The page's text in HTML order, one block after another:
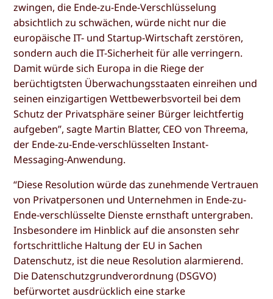
zwingen, die Ende-zu-Ende-Verschlüsselung
absichtlich zu schwächen, würde nicht nur die
europäische IT- und Startup-Wirtschaft zerstören,
sondern auch die IT-Sicherheit für alle verringern.
Damit würde sich Europa in die Riege der
berüchtigtsten Überwachungsstaaten einreihen und
seinen einzigartigen Wettbewerbsvorteil bei dem
Schutz der Privatsphäre seiner Bürger leichtfertig
aufgeben”, sagte Martin Blatter, CEO von Threema,
der Ende-zu-Ende-verschlüsselten Instant-
Messaging-Anwendung.
“Diese Resolution würde das zunehmende Vertrauen
von Privatpersonen und Unternehmen in Ende-zu-
Ende-verschlüsselte Dienste ernsthaft untergraben.
Insbesondere im Hinblick auf die ansonsten sehr
fortschrittliche Haltung der EU in Sachen
Datenschutz, ist die neue Resolution alarmierend.
Die Datenschutzgrundverordnung (DSGVO)
befürwortet ausdrücklich eine starke